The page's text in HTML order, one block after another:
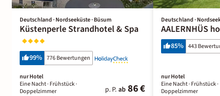
Deutschland · Nordseeküste · Büsum
Küstenperle Strandhotel & Spa
99% 776 Bewertungen
nur Hotel
Eine Nacht· Frühstück·
Doppelzimmer
p. P. ab 86 €
Deutschland ·
AALERNHÜS
85% 443
nur Hotel
Eine Nacht· Frühstück·
Doppelzimmer